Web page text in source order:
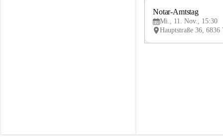
Notar-Amtstag
Mi., 11. Nov., 15:30